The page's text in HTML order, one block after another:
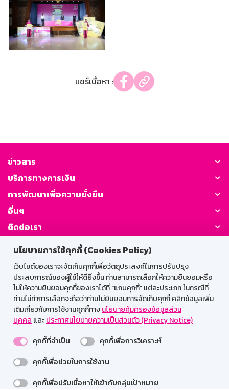
นโยบายการใช้คุกกี้ (Cookies Policy)
เว็บไซต์ของเราจะจัดเก็บคุกกี้เพื่อวัตถุประสงค์ในการปรับปรุง
ประสบการณ์ของผู้ใช้ให้ดียิ่งขึ้น ท่านสามารถเลือกให้ความยินยอมหรือ
ไม่ให้ความยินยอมคุกกี้ของเราได้ที่ "แถบคุกกี้” แต่ละประเภท ในกรณีที่
ท่านไม่ทำการเลือกจะถือว่าท่านไม่ยินยอมการจัดเก็บคุกกี้ คลิกข้อมูลเพิ่ม
เติมเกี่ยวกับการใช้งานคุกกี้ทางนโยบายคุ้มครองข้อมูลส่วน
บุคคล และประกาศนโยบายความเป็นส่วนตัว (Privacy Notice)
คุกกี้ที่จำเป็น
คุกกี้เพื่อการวิเคราะห์
คุกกี้เพื่อช่วยในการใช้งาน
คุกกี้เพื่อปรับเนื้อหาให้เข้ากับกลุ่มเป้าหมาย
แชร์เนื้อหา :
ข่าวสาร
บริการทางการเงิน
การพัฒนาเพื่อความยั่งยืน
อื่นๆ
ติดต่อเรา
GSB Society:
สำหรับพนักงาน
Web HR
GSB Wisdom
M-Search
เข้าสู่ระบบเน็ตเมล
รองรับการใช้งานได้ดีบนเว็บบราวเซอร์